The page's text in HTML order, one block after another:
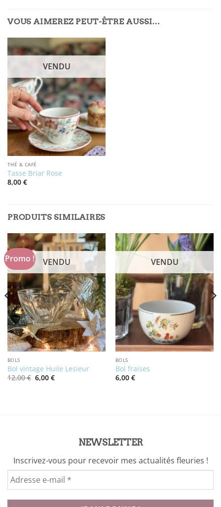
VOUS AIMEREZ PEUT-ÊTRE AUSSI…
VENDU
THÉ & CAFÉ
Tasse Briar Rose
8,00 €
PRODUITS SIMILAIRES
Promo ! VENDU
BOLS
Bol vintage Huile Lesieur
12,00€ Le
prix
6,00 €Le
VENDU
BOLS
Bol fraises
6,00 €
NEWSLETTER
Inscrivez-vous pour recevoir mes actualités fleuries !